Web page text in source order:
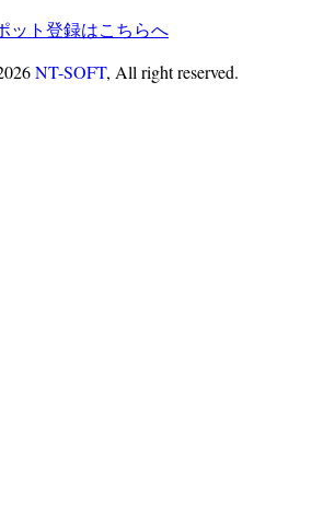
ット登録はこちらへ
NT-SOFT, All right reserved.